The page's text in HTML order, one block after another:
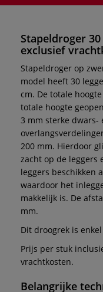
Stapeldroger
exclusief
Stapeldroger op
model heeft 30
cm. De totale
totale hoogte
3 mm sterke dwars-
200 mm. Hierdoor
zacht op de leggers
leggers beschikken
waardoor het
makkelijk is. De
mm.
Dit droogrek is
Prijs per stuk
vrachtkosten.
Belangrijke